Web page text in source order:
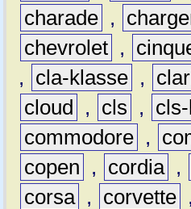
charade ,
chevrolet ,
,
cla-klasse ,
cloud
, cls ,
commodore ,
copen
, cordia ,
corsa , corvette ,